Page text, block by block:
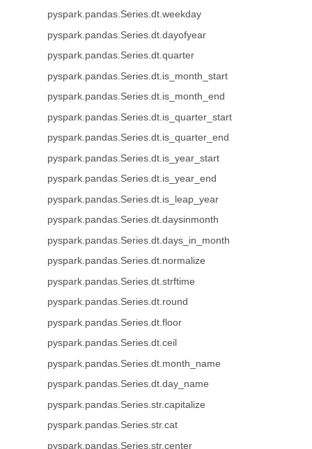
pyspark.pandas.Series.dt.weekday
pyspark.pandas.Series.dt.dayofyear
pyspark.pandas.Series.dt.quarter
pyspark.pandas.Series.dt.is_month_start
pyspark.pandas.Series.dt.is_month_end
pyspark.pandas.Series.dt.is_quarter_start
pyspark.pandas.Series.dt.is_quarter_end
pyspark.pandas.Series.dt.is_year_start
pyspark.pandas.Series.dt.is_year_end
pyspark.pandas.Series.dt.is_leap_year
pyspark.pandas.Series.dt.daysinmonth
pyspark.pandas.Series.dt.days_in_month
pyspark.pandas.Series.dt.normalize
pyspark.pandas.Series.dt.strftime
pyspark.pandas.Series.dt.round
pyspark.pandas.Series.dt.floor
pyspark.pandas.Series.dt.ceil
pyspark.pandas.Series.dt.month_name
pyspark.pandas.Series.dt.day_name
pyspark.pandas.Series.str.capitalize
pyspark.pandas.Series.str.cat
pyspark.pandas.Series.str.center